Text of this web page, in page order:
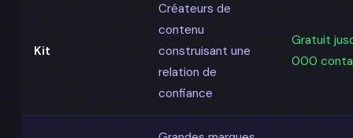
Kit
Créateurs de
contenu
construisant une
relation de
confiance
Gratuit
000